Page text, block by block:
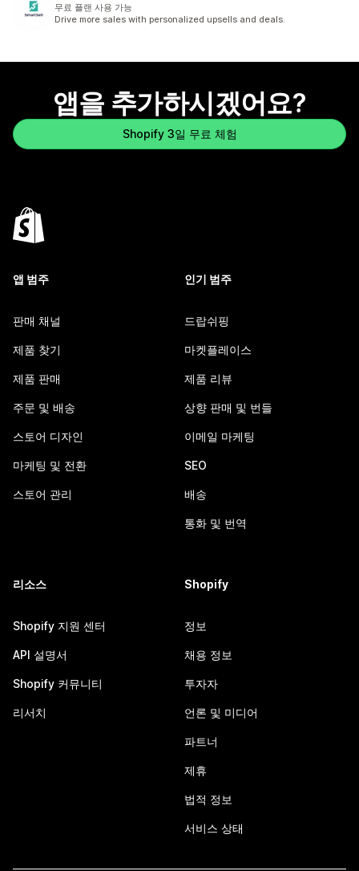
무료 플랜 사용 가능
Drive more sales with personalized upsells and deals.
앱을 추가하시겠어요?
Shopify 3일 무료 체험
앱 범주
판매 채널
제품 찾기
제품 판매
주문 및 배송
스토어 디자인
마케팅 및 전환
스토어 관리
인기 범주
드랍쉬핑
마켓플레이스
제품 리뷰
상향 판매 및 번들
이메일 마케팅
SEO
배송
통화 및 번역
리소스
Shopify 지원 센터
API 설명서
Shopify 커뮤니티
리서치
Shopify
정보
채용 정보
투자자
언론 및 미디어
파트너
제휴
법적 정보
서비스 상태